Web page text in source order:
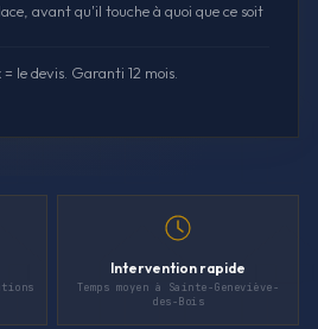
avant qu'il touche à quoi que ce soit
le devis. Garanti 12 mois.
Intervention rapide
Temps moyen à Sainte-Geneviève-
des-Bois